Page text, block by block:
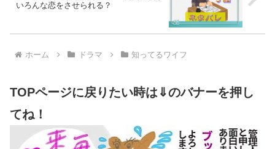
いろんな恋をさせられる？
ホーム ドラマ 知ってるワイフ
TOPページに戻りたい時は⇓のバナーを押し
てね！